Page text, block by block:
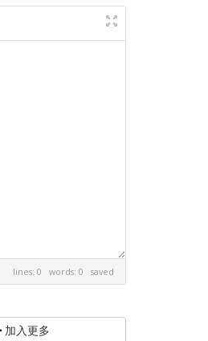
lines: 0 words: 0 saved
加入更多